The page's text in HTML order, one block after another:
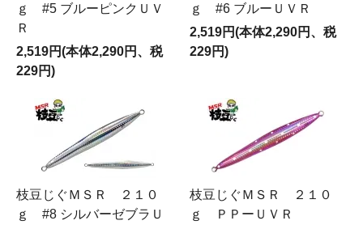
ｇ #5 ブルーピンクＵＶ
Ｒ
2,519円(本体2,290円、税
229円)
ｇ #6 ブルーＵＶＲ
2,519円(本体2,290円、税
229円)
枝豆じぐＭＳＲ ２１０
ｇ #8 シルバーゼブラＵ
枝豆じぐＭＳＲ ２１０
ｇ ＰＰーＵＶＲ